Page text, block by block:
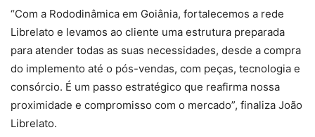
“Com a Rododinâmica em Goiânia, fortalecemos a rede
Librelato e levamos ao cliente uma estrutura preparada
para atender todas as suas necessidades, desde a compra
do implemento até o pós-vendas, com peças, tecnologia e
consórcio. É um passo estratégico que reafirma nossa
proximidade e compromisso com o mercado”, finaliza João
Librelato.